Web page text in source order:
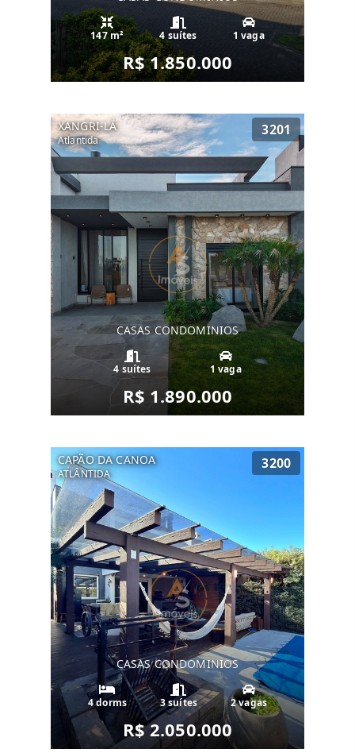
147 m² 4 suítes 1 vaga
R$ 1.850.000
XANGRI-LÁ
Atlantida
3201
CASAS CONDOMINIOS
4 suítes 1 vaga
R$ 1.890.000
CAPÃO DA CANOA
ATLÂNTIDA
3200
CASAS CONDOMINIOS
4 dorms 3 suítes 2 vagas
R$ 2.050.000